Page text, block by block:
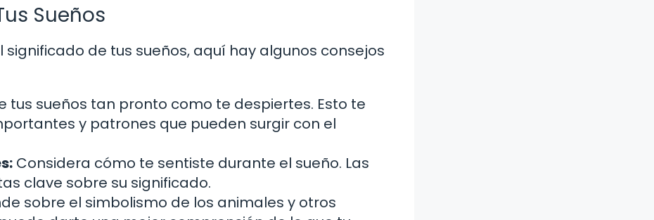
Sueños
de tus sueños, aquí hay algunos consejos
tus sueños tan pronto como te despiertes. Esto te
y patrones que pueden surgir con el
Considera cómo te sentiste durante el sueño. Las
clave sobre su significado.
sobre el simbolismo de los animales y otros